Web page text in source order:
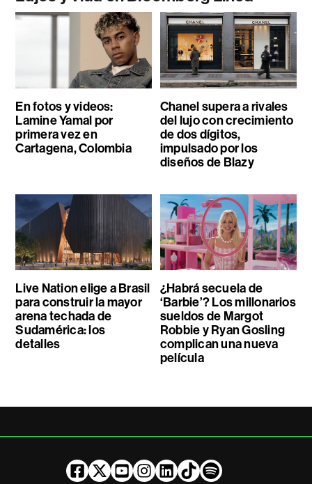
En fotos y videos:
Lamine Yamal por
primera vez en
Cartagena, Colombia
Chanel supera a rivales
del lujo con crecimiento
de dos dígitos,
impulsado por los
diseños de Blazy
Live Nation elige a Brasil
para construir la mayor
arena techada de
Sudamérica: los
detalles
¿Habrá secuela de
‘Barbie’? Los millonarios
sueldos de Margot
Robbie y Ryan Gosling
complican una nueva
película